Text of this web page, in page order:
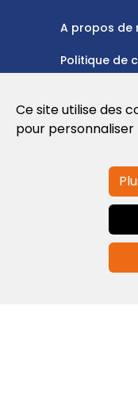
A propos de
Politique de
Conditions
Ce site utilise des
pour